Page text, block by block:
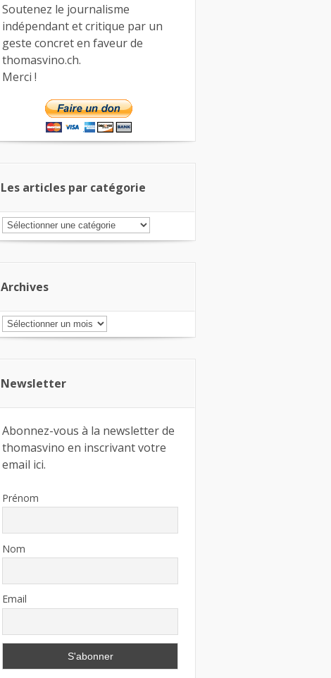
Soutenez le journalisme
indépendant et critique par un
geste concret en faveur de
thomasvino.ch.
Merci !
Les articles par catégorie
Les
articles
Archives
Archives
Newsletter
Abonnez-vous à la newsletter de
thomasvino en inscrivant votre
email ici.
Prénom
Nom
Email